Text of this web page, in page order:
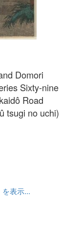
Domori
Sixty-nine
Road
tsugi no uchi)
表示...